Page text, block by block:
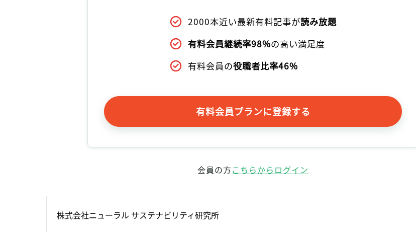
2000本近い最新有料記事が読み放題
有料会員継続率98%の高い満足度
有料会員の役職者比率46%
有料会員プランに登録する
会員の方こちらからログイン
株式会社ニューラル サステナビリティ研究所